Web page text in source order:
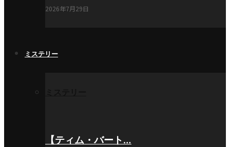
2026年7月29日
ミステリー
【ティム・バート…